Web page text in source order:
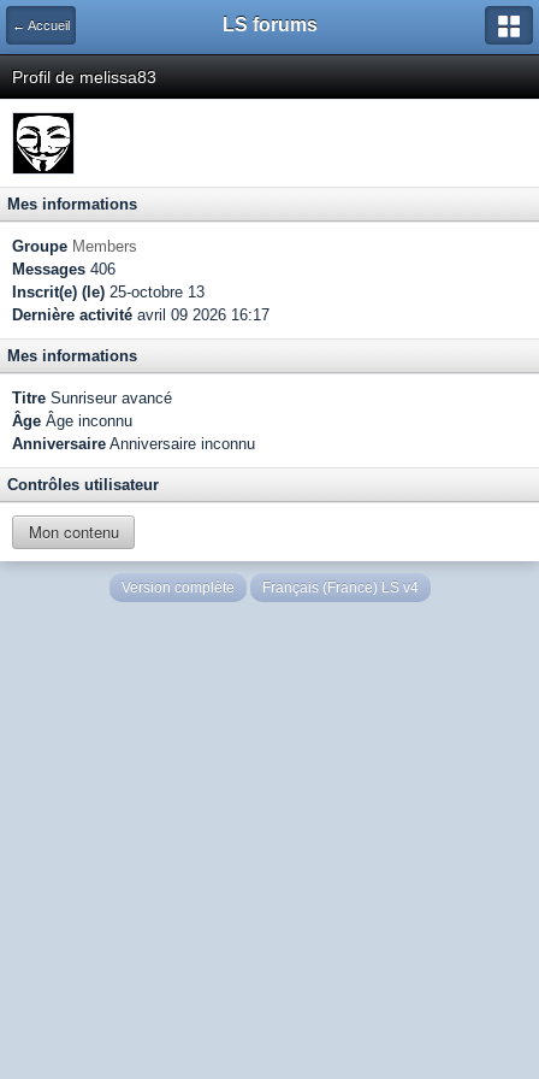
← Accueil LS forums
Profil de melissa83
Mes informations
Groupe Members
Messages 406
Inscrit(e) (le) 25-octobre 13
Dernière activité avril 09 2026 16:17
Mes informations
Titre Sunriseur avancé
Âge Âge inconnu
Anniversaire Anniversaire inconnu
Contrôles utilisateur
Mon contenu
Version complète Français (France) LS v4